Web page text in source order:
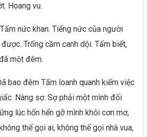
Hoang vu.
nức khan. Tiếng nức của người
Trống cầm canh dội. Tấm biết,
một đêm.
bao đêm Tấm loanh quanh kiếm việc
Nàng sợ. Sợ phải một mình đối
lúc hổn hển gỡ mình khỏi cơn mơ,
thể gọi ai, không thể gọi nhà vua,